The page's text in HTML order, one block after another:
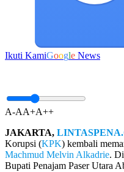
Ikuti KamiGoogle News
A-AA+A++
JAKARTA,
Korupsi (KPK) kembali
Machmud Melvin Alkadrie.
Bupati Penajam Paser Utara